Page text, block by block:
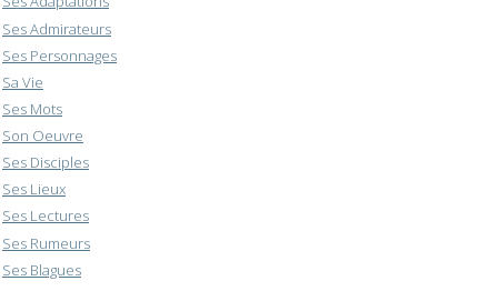
Ses Admirateurs
Ses Personnages
Sa Vie
Ses Mots
Son Oeuvre
Ses Disciples
Ses Lieux
Ses Lectures
Ses Rumeurs
Ses Blagues